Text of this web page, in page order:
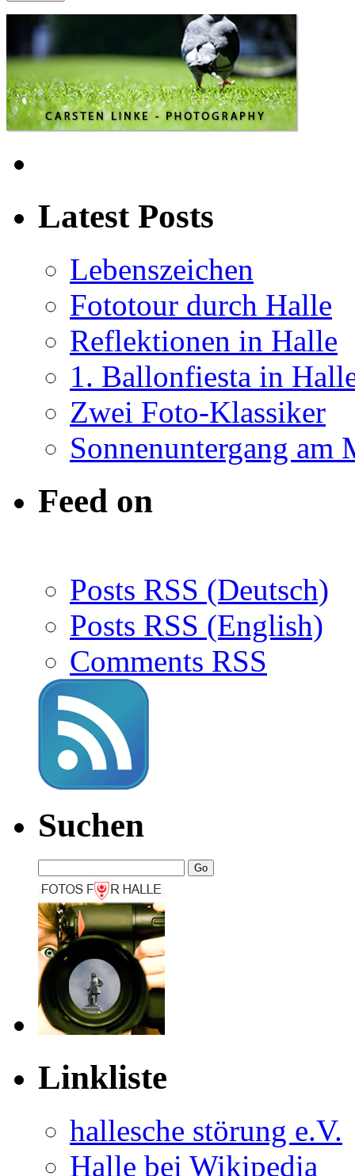
Latest Posts
Lebenszeichen
Fototour durch Halle
Reflektionen in Halle
1. Ballonfiesta in
Zwei Foto-Klassiker
Sonnenuntergang am
Feed on
Posts RSS (Deutsch)
Posts RSS (English)
Comments RSS
Suchen
Linkliste
hal­le­sche stö­rung e.V.
Halle bei Wikipedia